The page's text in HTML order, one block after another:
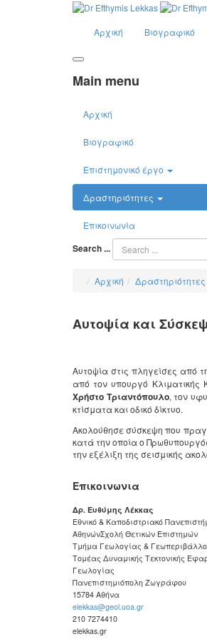
Αρχική Βιογραφικό
Main menu
Αρχική
Βιογραφικό
Επιστημονικό έργο
Δραστηριότητες
Επικοινωνία
Search ...
Αρχική Δραστηριότητες
Αυτοψία και
Αυτοψία στις πληγείσες από
από τον υπουργό Κλιματικής
Χρήστο Τριαντόπουλο, τον
κτίσματα και οδικό δίκτυο.
Ακολούθησε σύσκεψη που
κατά την οποία ο
την εξέλιξη της σεισμικής
Επικοινωνια
Δρ. Ευθύμης Λέκκας
Εθνικό & Καποδιστριακό
ΑθηνώνΣχολή Θετικών Επιστημών
Τμήμα Γεωλογίας &
Τομέας Δυναμικής Τεκτονικής
Γεωλογίας
Πανεπιστημιόπολη Ζωγράφου
15784 Αθήνα
elekkas@geol.uoa.gr
210 7274410
elekkas.gr